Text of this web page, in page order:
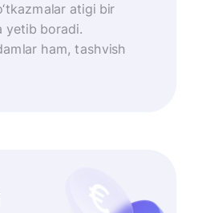
atigi bir
yetib boradi.
ham, tashvish